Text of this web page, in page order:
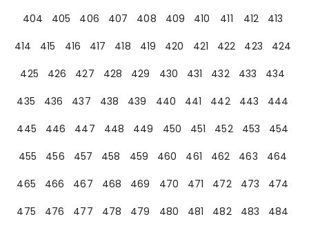
404
405 406 407 408 409 410 411 412
413
414
415 416 417 418 419 420 421 422 423
424
425
426 427 428 429 430 431 432 433
434
435
436 437 438 439 440 441 442 443
444
445
446 447 448 449 450 451 452 453
454
455
456 457 458 459 460 461 462 463
464
465
466 467 468 469 470 471 472 473
474
475
476 477 478 479 480 481 482 483
484